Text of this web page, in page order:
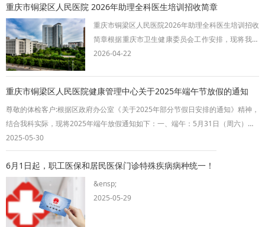
报告服务。其中5月9日（周六）正常上班，可健康体
检。二、作息时间（从5月6日起执行）上午：07：
30-12：00，下午：14：30-17：30,体检时间：周
重庆市铜梁区人民医院 2026年助理全科医生培训招收简章
重庆市铜梁区人民医院2026年助理全科医生培训招收
简章根据重庆市卫生健康委员会工作安排，现将我院
2026年助理全科医生培训工作招收事宜公布如下：
基层医疗机构从事全科医疗工作的人员，包括应届毕
业生以及有培训需求的往届毕业生。二、招考计划
2026年计划招收30人。三、报名时间和要求（一）
2026-04-22
重庆市铜梁区人民医院健康管理中心关于2025年端午节放假的通知
尊敬的体检客户:根据区政府办公室《关于2025年部分节假日安排的通知》精神，
结合我科实际，现将2025年端午放假通知如下：一、端午：5月31日（周六）至6
月02日（周一）放假，共3天，期间暂停体检及领取报告服务。二、夏季作息时
间上午：07：30-12：00，下午：14：30-17：30体检时间：周一至周六上午(节
假日除外)领取报告：周一至周五下午(节假日除外)请需要体检的各机关事业单位
及个体留意
2025-05-30
6月1日起，职工医保和居民医保门诊特殊疾病病种统一！
&ensp;
2025-05-29